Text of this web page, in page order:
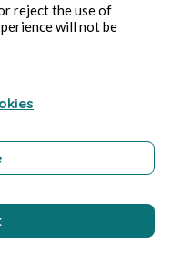
reject the use of
will not be